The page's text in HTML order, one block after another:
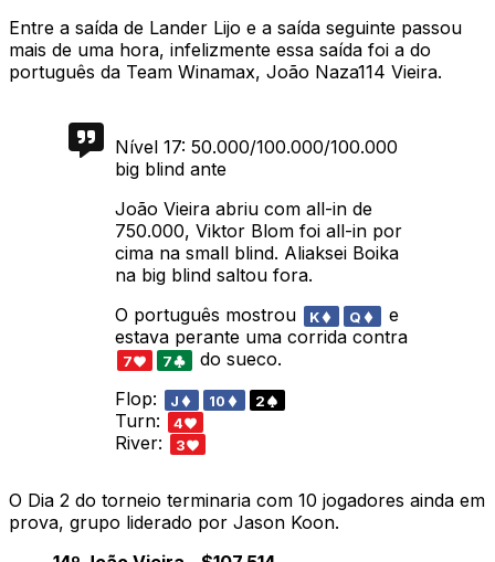
Entre a saída de Lander Lijo e a saída seguinte passou
mais de uma hora, infelizmente essa saída foi a do
português da Team Winamax, João Naza114 Vieira.
Nível 17: 50.000/100.000/100.000
big blind ante
João Vieira abriu com all-in de
750.000, Viktor Blom foi all-in por
cima na small blind. Aliaksei Boika
na big blind saltou fora.
O português mostrou
K Q
e
estava perante uma corrida contra
7 7
do sueco.
Flop:
J 10 2
Turn: 4
River: 3
O Dia 2 do torneio terminaria com 10 jogadores ainda em
prova, grupo liderado por Jason Koon.